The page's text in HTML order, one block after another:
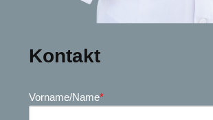
Kontakt
Vorname/Name*